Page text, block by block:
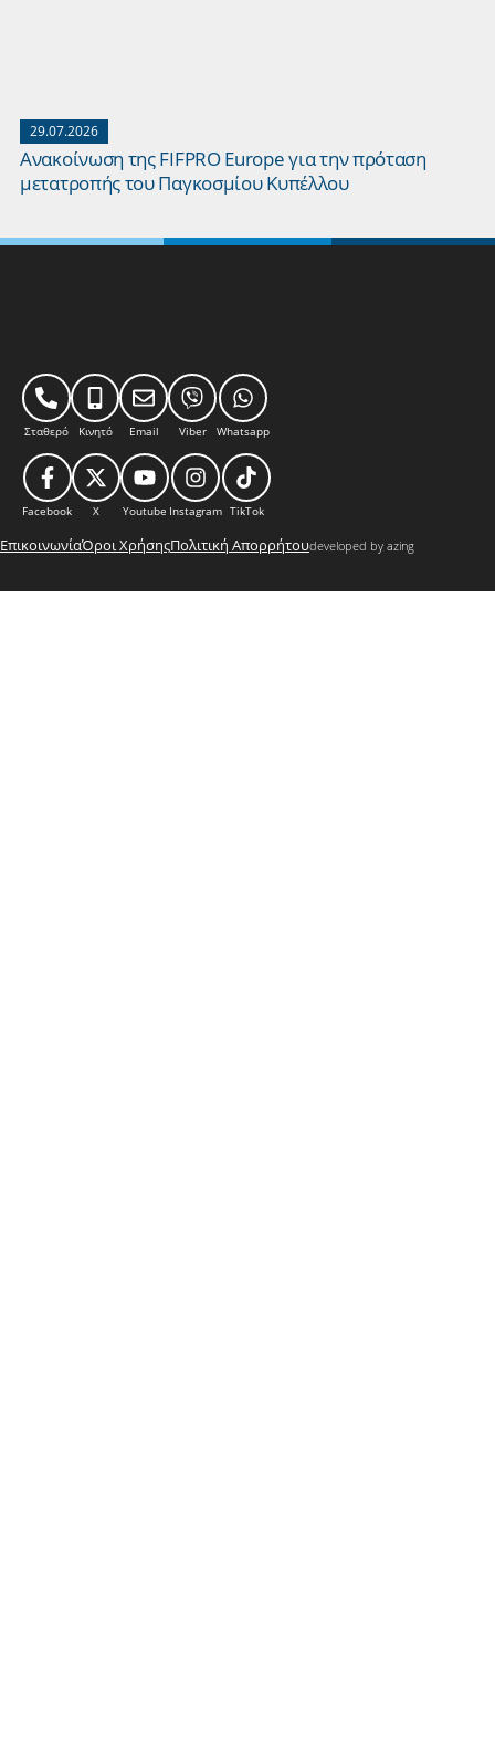
29.07.2026
Ανακοίνωση της FIFPRO Europe για την πρόταση
μετατροπής του Παγκοσμίου Κυπέλλου
Σταθερό Κινητό Email Viber Whatsapp
Facebook X Youtube Instagram TikTok
ΕπικοινωνίαΌροι ΧρήσηςΠολιτική Απορρήτουdeveloped by azing